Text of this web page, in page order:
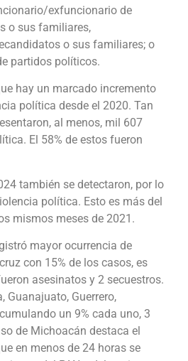
exfuncionario de
o sus familiares,
o sus familiares; o
partidos políticos.
hay un marcado incremento
política desde el 2020. Tan
al menos, mil 607
El 58% de estos fueron
también se detectaron, por lo
política. Esto es más del
mismos meses de 2021.
mayor ocurrencia de
con 15% de los casos, es
asesinatos y 2 secuestros.
Guanajuato, Guerrero,
un 9% cada uno, 3
de Michoacán destaca el
en menos de 24 horas se